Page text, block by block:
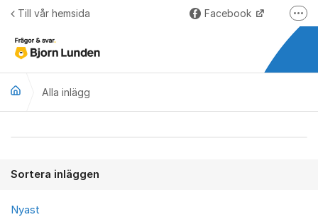
Hoppa till innehåll
Till vår hemsida Facebook
Alla inlägg
Sortera inläggen
Nyast